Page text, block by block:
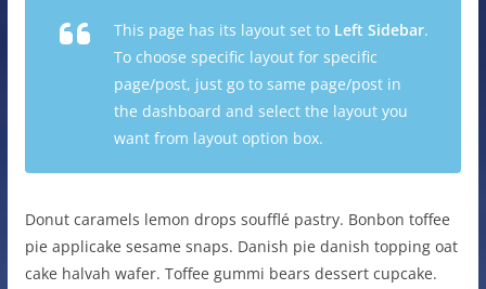
This page has its layout set to Left Sidebar.
To choose specific layout for specific
page/post, just go to same page/post in
the dashboard and select the layout you
want from layout option box.
Donut caramels lemon drops soufflé pastry. Bonbon toffee
pie applicake sesame snaps. Danish pie danish topping oat
cake halvah wafer. Toffee gummi bears dessert cupcake.